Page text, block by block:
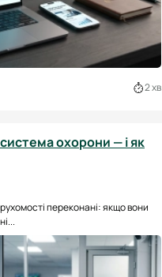
2 хв
охорони — і як
переконані: якщо вони